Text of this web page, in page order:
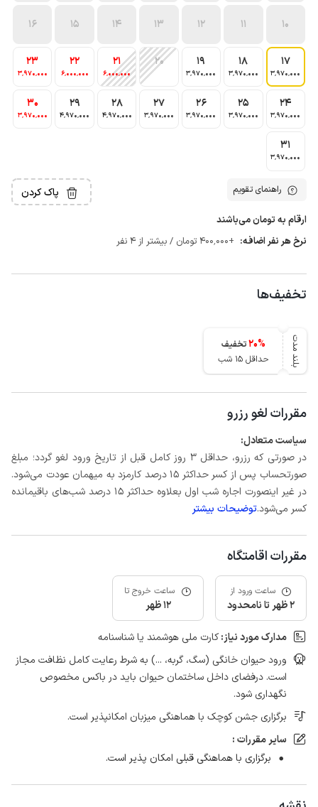
10
11
12
13
14
15
16
17
3٬970٬000
18
3٬970٬000
19
3٬970٬000
20
21
6٬000٬000
22
6٬000٬000
23
3٬970٬000
24
3٬970٬000
25
3٬970٬000
26
3٬970٬000
27
3٬970٬000
28
4٬970٬000
29
4٬970٬000
30
3٬970٬000
31
3٬970٬000
راهنمای تقویم پاک کردن
ارقام به تومان می‌باشند
نرخ هر نفر اضافه: +400٬000 تومان / بیشتر از 4 نفر
تخفیف‌ها
بلند مدت 20%
تخفیف
حداقل 15 شب
مقررات لغو رزرو
سیاست متعادل:
در صورتی که رزرو، حداقل 3 روز کامل قبل از تاریخ ورود لغو گردد؛ مبلغ
صورتحساب پس از کسر حداکثر 15 درصد کارمزد به میهمان عودت می‌شود.
در غیر اینصورت اجاره شب اول بعلاوه حداکثر 15 درصد شب‌های باقیمانده
کسر می‌شود.توضیحات بیشتر
مقررات اقامتگاه
ساعت ورود از
2 ظهر تا نامحدود
ساعت خروج تا
12 ظهر
مدارک مورد نیاز:کارت ملی هوشمند یا شناسنامه
ورود حیوان خانگی (سگ، گربه، ...) به شرط رعایت کامل نظافت مجاز
است. درفضای داخل ساختمان حیوان باید در باکس مخصوص
نگهداری شود.
برگزاری جشن کوچک با هماهنگی میزبان امکانپذیر است.
سایر مقررات :
برگزاری با هماهنگی قبلی امکان پذیر است.